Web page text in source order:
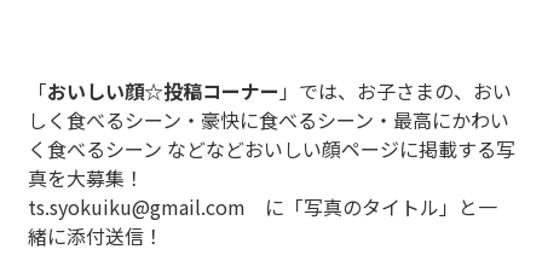
「おいしい顔☆投稿コーナー 」では、お子さまの、おい
しく食べるシーン・豪快に食べるシーン・最高にかわい
く食べるシーン などなどおいしい顔ページに掲載する写
真を大募集！
ts.syokuiku@gmail.com に「写真のタイトル」と一
緒に添付送信！